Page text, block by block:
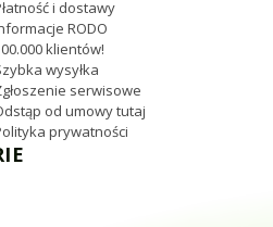
i dostawy
RODO
klientów!
wysyłka
serwisowe
od umowy tutaj
prywatności